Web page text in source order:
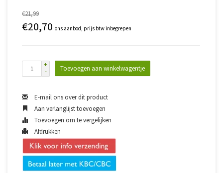
€21,99
€20,70 ons aanbod, prijs btw inbegrepen
+
-
Toevoegen aan winkelwagentje
E-mail ons over dit product
Aan verlanglijst toevoegen
Toevoegen om te vergelijken
Afdrukken